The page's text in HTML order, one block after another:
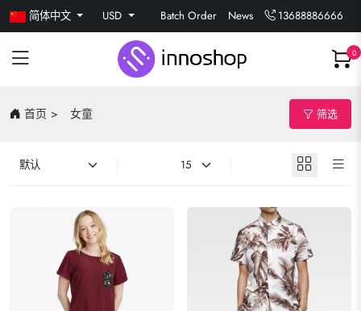
简体中文 USD Batch Order News 13688886666
0
首页 女童 筛选